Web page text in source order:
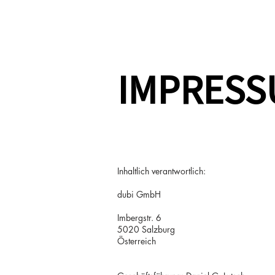
Inhaltlich verantwortlich:
dubi GmbH
Imbergstr. 6
5020 Salzburg
Österreich